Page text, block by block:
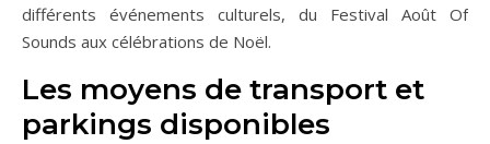
différents événements culturels, du Festival Août Of
Sounds aux célébrations de Noël.
Les moyens de transport et
parkings disponibles